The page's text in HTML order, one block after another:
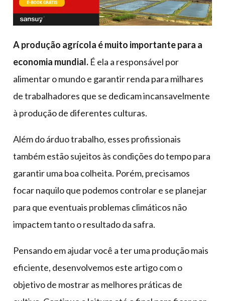
calçados,
epi's
lonas
multiúso
A produção agrícola é muito importante para a
economia mundial. É ela a responsável por
alimentar o mundo e garantir renda para milhares
de trabalhadores que se dedicam incansavelmente
à produção de diferentes culturas.
Além do árduo trabalho, esses profissionais
também estão sujeitos às condições do tempo para
garantir uma boa colheita. Porém, precisamos
focar naquilo que podemos controlar e se planejar
para que eventuais problemas climáticos não
impactem tanto o resultado da safra.
Pensando em ajudar você a ter uma produção mais
eficiente, desenvolvemos este artigo com o
objetivo de mostrar as melhores práticas de